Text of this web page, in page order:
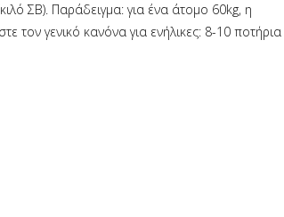
ΣΒ). Παράδειγμα: για ένα άτομο 60kg, η
τον γενικό κανόνα για ενήλικες: 8-10 ποτήρια